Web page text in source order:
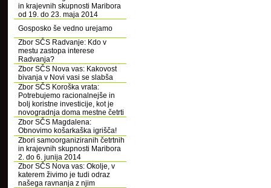
in krajevnih skupnosti Maribora
od 19. do 23. maja 2014
Gosposko še vedno urejamo
Zbor SČS Radvanje: Kdo v
mestu zastopa interese
Radvanja?
Zbor SČS Nova vas: Kakovost
bivanja v Novi vasi se slabša
Zbor SČS Koroška vrata:
Potrebujemo racionalnejše in
bolj koristne investicije, kot je
novogradnja doma mestne četrti
Zbor SČS Magdalena:
Obnovimo košarkaška igrišča!
Zbori samoorganiziranih četrtnih
in krajevnih skupnosti Maribora
2. do 6. junija 2014
Zbor SČS Nova vas: Okolje, v
katerem živimo je tudi odraz
našega ravnanja z njim